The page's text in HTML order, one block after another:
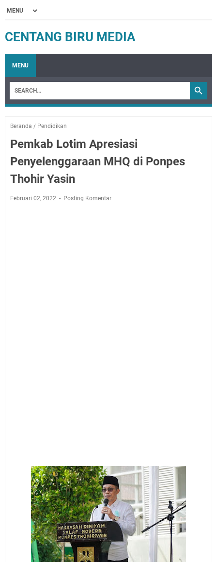
CENTANG BIRU MEDIA
MENU
Beranda / Pendidikan
Pemkab Lotim Apresiasi
Penyelenggaraan MHQ di Ponpes
Thohir Yasin
Februari 02, 2022 Posting Komentar